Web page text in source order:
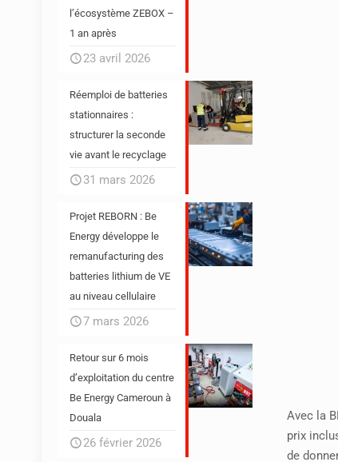
Avec la
prix
de
l’écosystème ZEBOX –
1 an après
23 avril 2026
Réemploi de batteries
stationnaires :
structurer la seconde
vie avant le recyclage
31 mars 2026
Projet REBORN : Be
Energy développe le
remanufacturing des
batteries lithium de VE
au niveau cellulaire
7 mars 2026
Retour sur 6 mois
d’exploitation du centre
Be Energy Cameroun à
Douala
26 février 2026